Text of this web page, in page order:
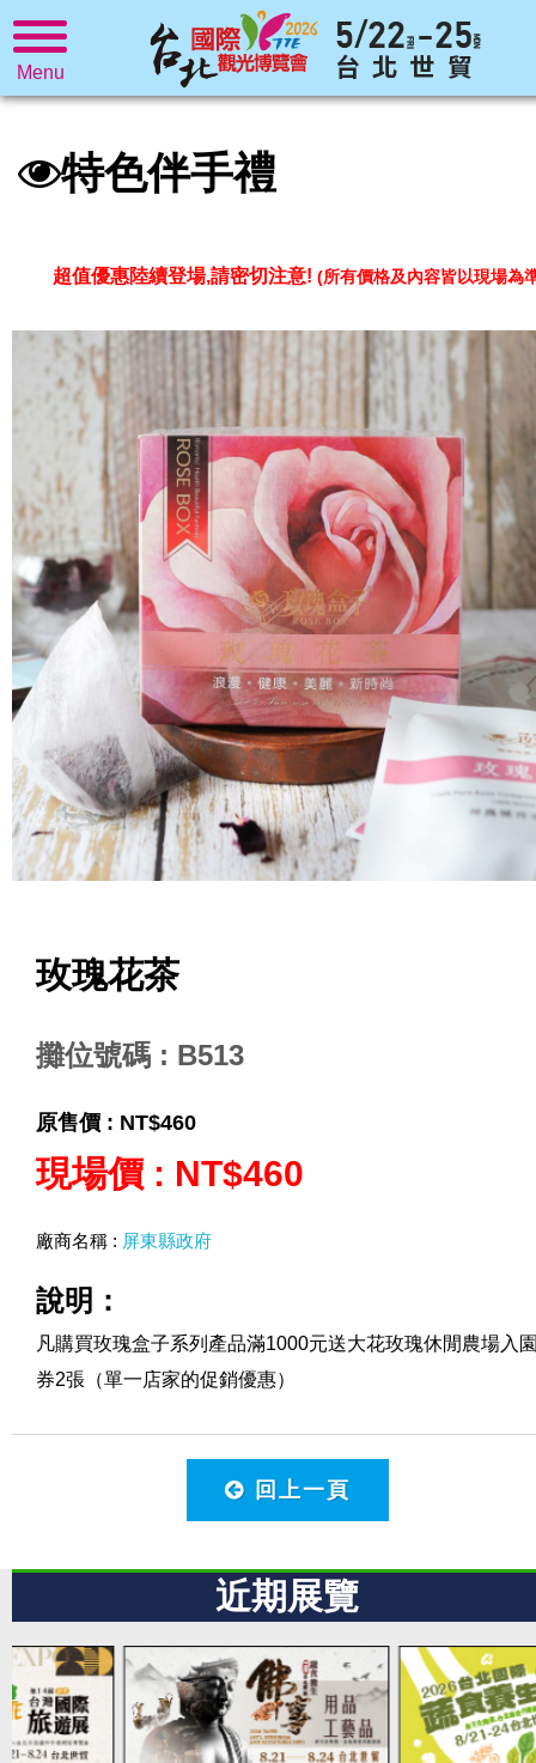
Menu
特色伴手禮
超值優惠陸續登場,請密切注意! (所有價格及內容皆以現場為
玫瑰花茶
攤位號碼 : B513
原售價 : NT$460
現場價 : NT$460
廠商名稱 : 屏東縣政府
說明：
凡購買玫瑰盒子系列產品滿1000元送大花玫瑰休閒農場入
券2張（單一店家的促銷優惠）
回上一頁
近期展覽